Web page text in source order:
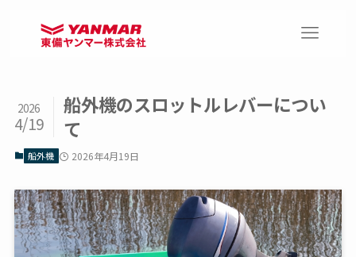
船外機のスロットルレバーについ
て
2026
4/19
船外機 2026年4月19日